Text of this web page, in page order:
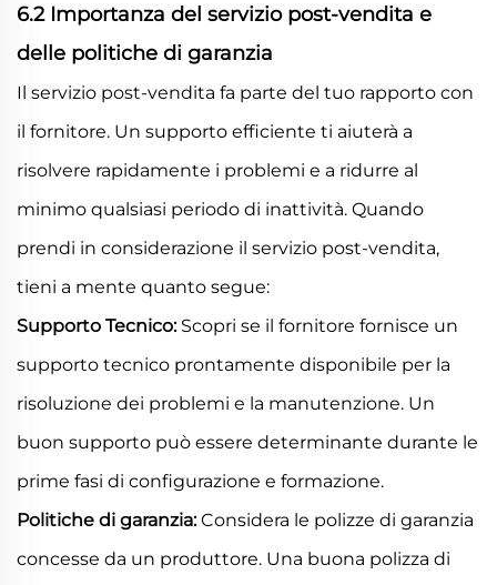
6.2 Importanza del servizio post-vendita e
delle politiche di garanzia
Il servizio post-vendita fa parte del tuo rapporto con
il fornitore. Un supporto efficiente ti aiuterà a
risolvere rapidamente i problemi e a ridurre al
minimo qualsiasi periodo di inattività. Quando
prendi in considerazione il servizio post-vendita,
tieni a mente quanto segue:
Supporto Tecnico: Scopri se il fornitore fornisce un
supporto tecnico prontamente disponibile per la
risoluzione dei problemi e la manutenzione. Un
buon supporto può essere determinante durante le
prime fasi di configurazione e formazione.
Politiche di garanzia:Considera le polizze di garanzia
concesse da un produttore. Una buona polizza di